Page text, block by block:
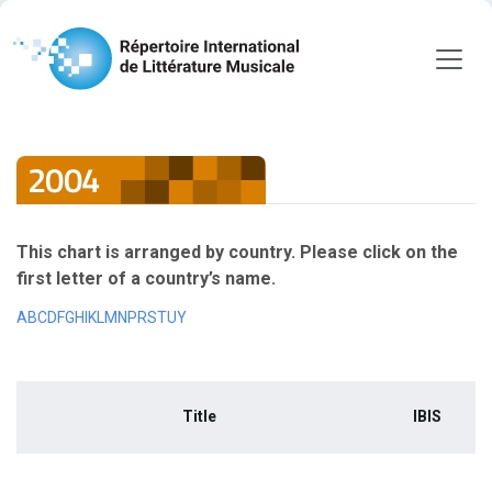
2004
This chart is arranged by country. Please click on the
first letter of a country’s name.
ABCDFGH KLM N PRSTUY
Title IBIS